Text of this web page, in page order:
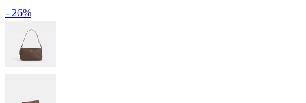
- 26%